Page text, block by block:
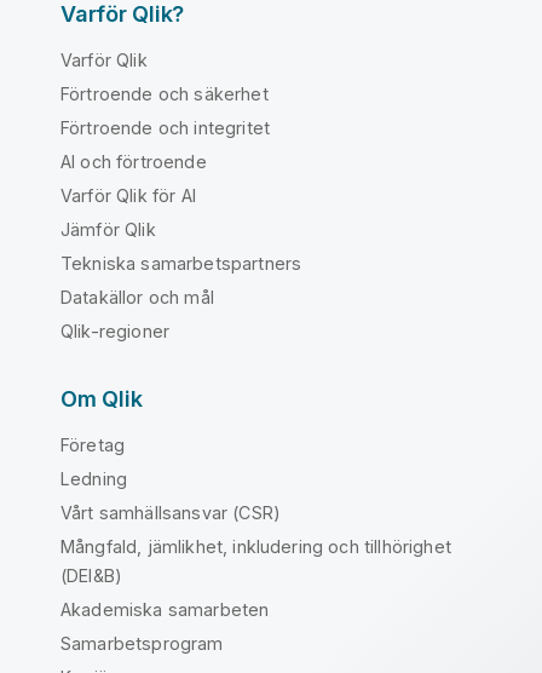
Varför Qlik?
Varför Qlik
Förtroende och säkerhet
Förtroende och integritet
AI och förtroende
Varför Qlik för AI
Jämför Qlik
Tekniska samarbetspartners
Datakällor och mål
Qlik-regioner
Om Qlik
Företag
Ledning
Vårt samhällsansvar (CSR)
Mångfald, jämlikhet, inkludering och tillhörighet
(DEI&B)
Akademiska samarbeten
Samarbetsprogram